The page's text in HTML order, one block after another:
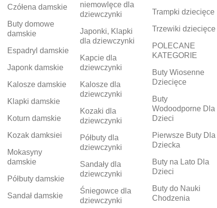
Czółena damskie
Buty domowe
damskie
Espadryl damskie
Japonk damskie
Kalosze damskie
Klapki damskie
Koturn damskie
Kozak damksiei
Mokasyny
damskie
Półbuty damskie
Sandał damskie
niemowlęce dla
dziewczynki
Japonki, Klapki
dla dziewczynki
Kapcie dla
dziewczynki
Kalosze dla
dziewczynki
Kozaki dla
dziewczynki
Półbuty dla
dziewczynki
Sandały dla
dziewczynki
Śniegowce dla
dziewczynki
Trampki dziecięce
Trzewiki dziecięce
POLECANE
KATEGORIE
Buty Wiosenne
Dziecięce
Buty
Wodoodporne Dla
Dzieci
Pierwsze Buty Dla
Dziecka
Buty na Lato Dla
Dzieci
Buty do Nauki
Chodzenia